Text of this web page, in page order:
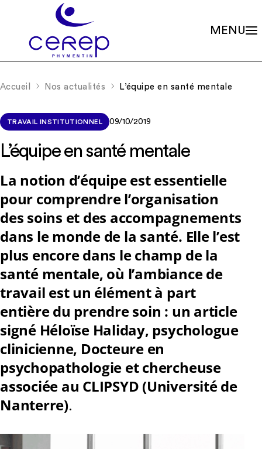
MENU
L'association
Gouvernance
Établissements
Démarche qualité
Partenariats
Rapports d’activité
Adhérer à l’association
RIO – Activité de conseil et d’accompagnement
Nos valeurs et missions
Notre éthique
Missions
Le soin psychique
Les soins en accueils de jour
Les soins en centres de consultations
La scolarité
La recherche
La formation continue
Nos actualités
Offres d’emploi
Accueil Nos actualités L’équipe en santé mentale
TRAVAIL INSTITUTIONNEL 09/10/2019
L’équipe en santé mentale
La notion d’équipe est essentielle
pour comprendre l’organisation
des soins et des accompagnements
dans le monde de la santé. Elle l’est
plus encore dans le champ de la
santé mentale, où l’ambiance de
travail est un élément à part
entière du prendre soin : un article
signé Héloïse Haliday, psychologue
clinicienne, Docteure en
psychopathologie et chercheuse
associée au CLIPSYD (Université de
Nanterre).